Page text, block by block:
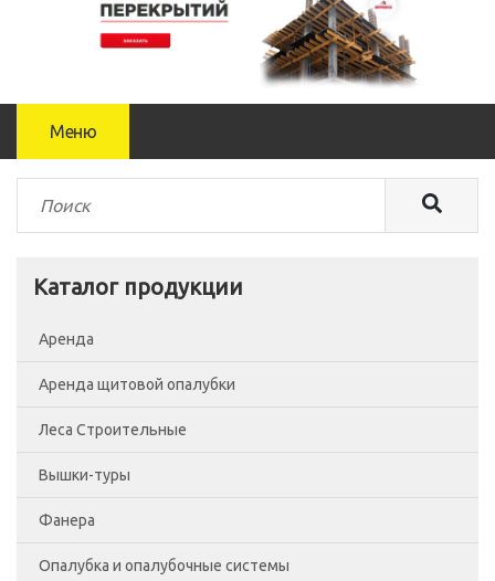
Меню
Каталог продукции
Аренда
Аренда щитовой опалубки
Леса Строительные
Леса рамные
Помосты
Сетка фасадная
Вышки-туры
Вышка-тура ВСП-250/0.7
Вышка-тура ВСП-250/1.2
Фанера
Фанера Россия
Опалубка и опалубочные системы